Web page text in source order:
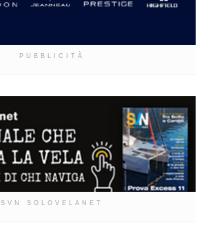
PUBBLICITÀ
SVN SOLOVELANET